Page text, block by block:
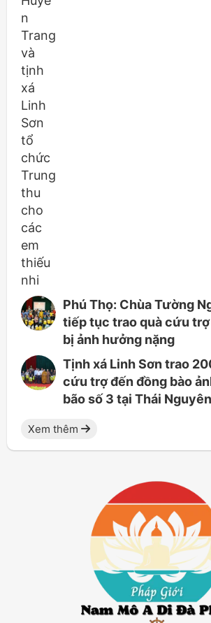
Phú Thọ: Chùa Tường
tiếp tục trao quà cứu
bị ảnh hưởng nặng
Tịnh xá Linh Sơn trao
cứu trợ đến đồng bào
bão số 3 tại Thái Nguyên
Xem thêm